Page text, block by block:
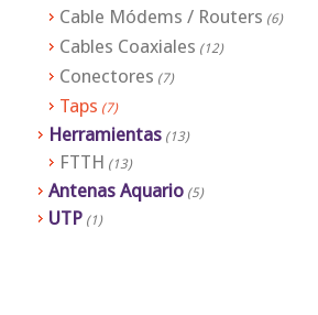
Cable Módems / Routers (6)
Cables Coaxiales (12)
Conectores (7)
Taps (7)
Herramientas (13)
FTTH (13)
Antenas Aquario (5)
UTP (1)